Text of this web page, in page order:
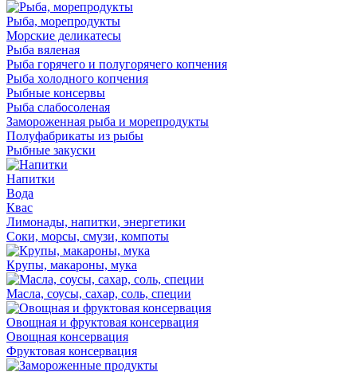
Рыба, морепродукты
Морские деликатесы
Рыба вяленая
Рыба горячего и полугорячего копчения
Рыба холодного копчения
Рыбные консервы
Рыба слабосоленая
Замороженная рыба и морепродукты
Полуфабрикаты из рыбы
Рыбные закуски
Напитки
Вода
Квас
Лимонады, напитки, энергетики
Соки, морсы, смузи, компоты
Крупы, макароны, мука
Масла, соусы, сахар, соль, специи
Овощная и фруктовая консервация
Овощная консервация
Фруктовая консервация